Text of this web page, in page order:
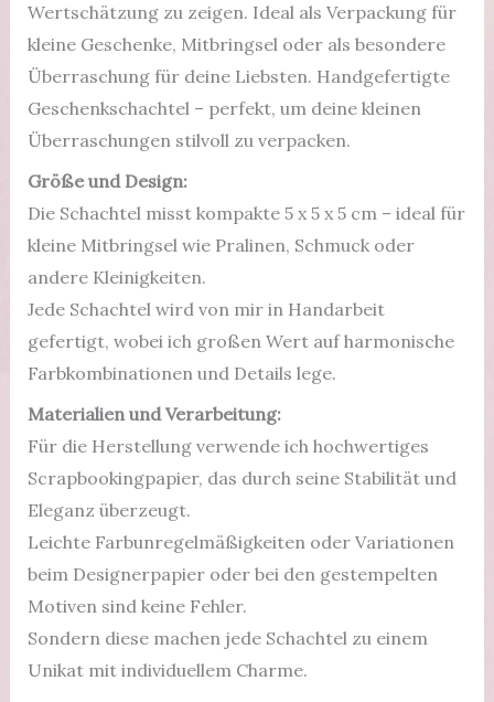
Wertschätzung zu zeigen. Ideal als Verpackung für
kleine Geschenke, Mitbringsel oder als besondere
Überraschung für deine Liebsten. Handgefertigte
Geschenkschachtel – perfekt, um deine kleinen
Überraschungen stilvoll zu verpacken.
Größe und Design:
Die Schachtel misst kompakte 5 x 5 x 5 cm – ideal für
kleine Mitbringsel wie Pralinen, Schmuck oder
andere Kleinigkeiten.
Jede Schachtel wird von mir in Handarbeit
gefertigt, wobei ich großen Wert auf harmonische
Farbkombinationen und Details lege.
Materialien und Verarbeitung:
Für die Herstellung verwende ich hochwertiges
Scrapbookingpapier, das durch seine Stabilität und
Eleganz überzeugt.
Leichte Farbunregelmäßigkeiten oder Variationen
beim Designerpapier oder bei den gestempelten
Motiven sind keine Fehler.
Sondern diese machen jede Schachtel zu einem
Unikat mit individuellem Charme.